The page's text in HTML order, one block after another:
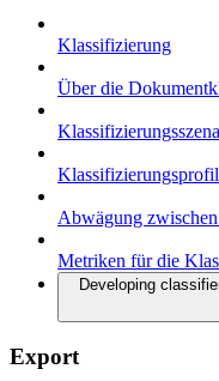
Klassifizierung
Über die
Abwägung
Metriken für die
Developing
Export